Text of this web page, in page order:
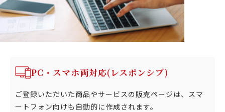
PC・スマホ両対応(レスポンシブ)
ご登録いただいた商品やサービスの販売ページは、スマ
ートフォン向けも自動的に作成されます。